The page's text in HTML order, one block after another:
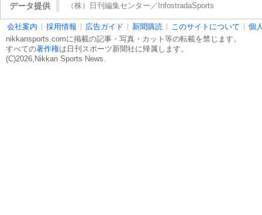
データ提供 （株）日刊編集センター／InfostradaSports
会社案内 採用情報 広告ガイド 新聞購読 このサイトについて
個
nikkansports.comに掲載の記事・写真・カット等の転載を禁じます。
すべての著作権は日刊スポーツ新聞社に帰属します。
(C)2026,Nikkan Sports News.